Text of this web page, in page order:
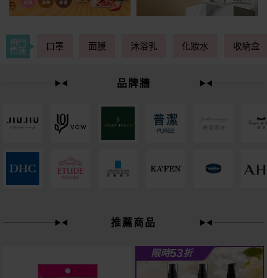
熱門
標籤
口罩 面膜 沐浴乳 化妝水 收納盒
品牌牆
推薦商品
限時53折